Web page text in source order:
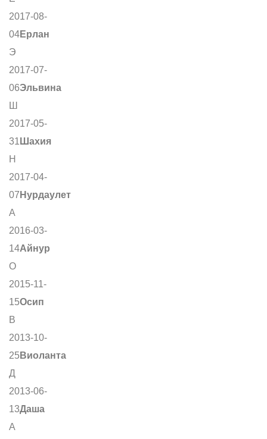
2017-08-
04Ерлан
Э
2017-07-
06Эльвина
Ш
2017-05-
31 Шахия
Н
2017-04-
07 Нурдаулет
А
2016-03-
14Айнур
О
2015-11-
15Осип
В
2013-10-
25 Виоланта
Д
2013-06-
13Даша
А